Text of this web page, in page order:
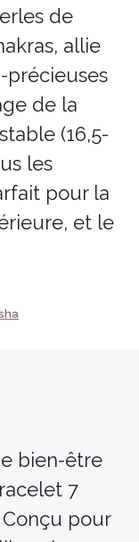
de
allie
précieuses
de la
(16,5-
les
pour la
et le
bien-être
7
pour